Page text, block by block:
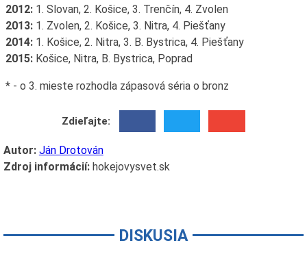
2012:1. Slovan, 2. Košice, 3. Trenčín, 4. Zvolen
2013:1. Zvolen, 2. Košice, 3. Nitra, 4. Piešťany
2014:1. Košice, 2. Nitra, 3. B. Bystrica, 4. Piešťany
2015:Košice, Nitra, B. Bystrica, Poprad
* - o 3. mieste rozhodla zápasová séria o bronz
Zdieľajte:
Autor: Ján Drotován
Zdroj informácií:hokejovysvet.sk
DISKUSIA